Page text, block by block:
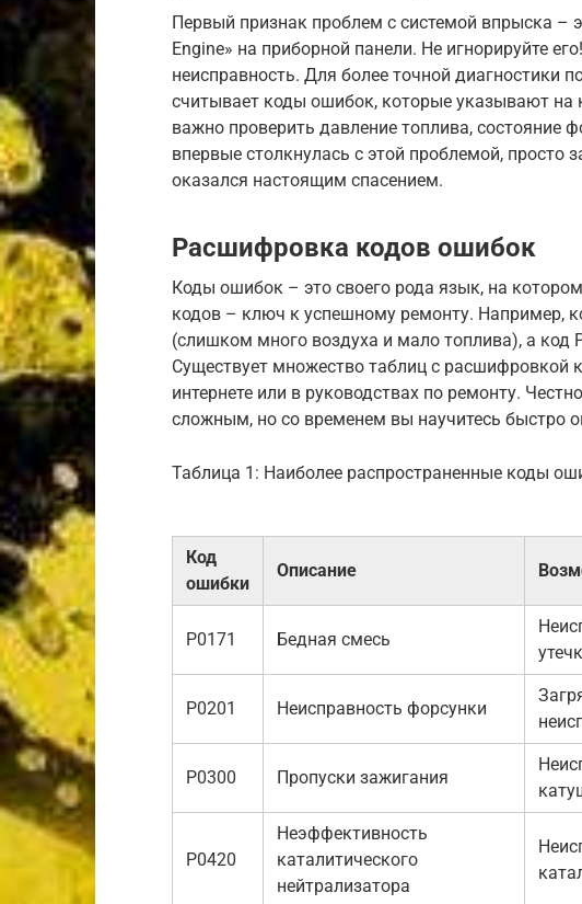
Первый признак проблем с системой впрыска –
Engine» на приборной панели. Не игнорируйте
неисправность. Для более точной диагностики
считывает коды ошибок, которые указывают на
важно проверить давление топлива, состояние
впервые столкнулась с этой проблемой, просто
оказался настоящим спасением.
Расшифровка кодов ошибок
Коды ошибок – это своего рода язык, на
кодов – ключ к успешному ремонту. Например,
(слишком много воздуха и мало топлива), а код
Существует множество таблиц с
интернете или в руководствах по ремонту.
сложным, но со временем вы научитесь быстро
Таблица 1: Наиболее распространенные коды
Код
ошибки
Описание
P0171 Бедная смесь
P0201 Неисправность форсунки
P0300 Пропуски зажигания
P0420
Неэффективность
каталитического
нейтрализатора